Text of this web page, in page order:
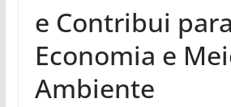
e Contribui para
Economia e
Ambiente